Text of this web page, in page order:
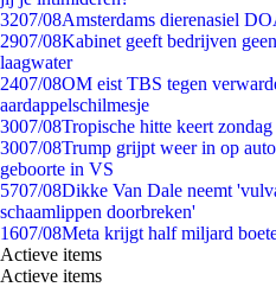
3207/08Amsterdams dierenasiel
2907/08Kabinet geeft bedrijven
laagwater
2407/08OM eist TBS tegen
aardappelschilmesje
3007/08Tropische hitte keert
3007/08Trump grijpt weer in op
geboorte in VS
5707/08Dikke Van Dale neemt
schaamlippen doorbreken'
1607/08Meta krijgt half miljard
Actieve items
Actieve items